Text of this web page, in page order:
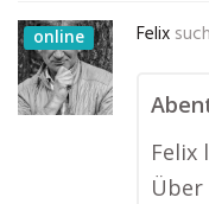
online Felix
Felix
Über